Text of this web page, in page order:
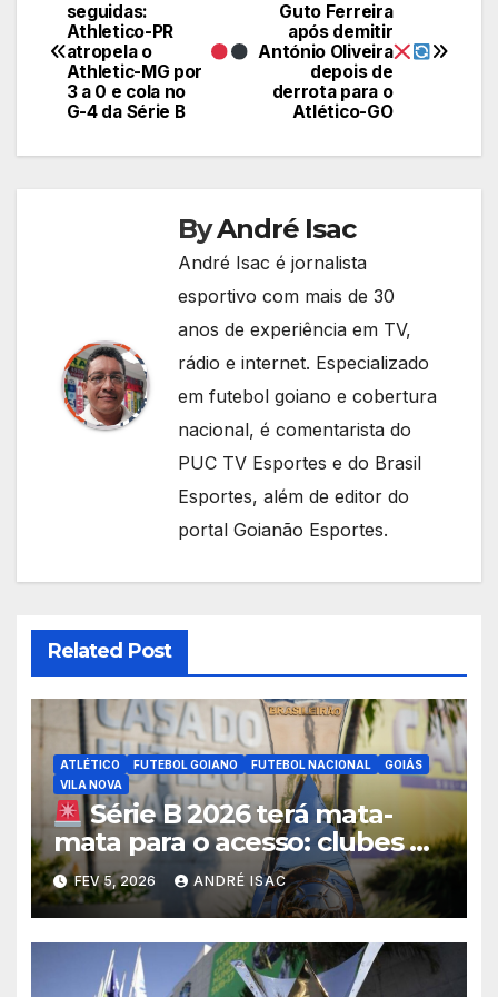
de
Post
Guto Ferreira
após demitir
António Oliveira
depois de
derrota para o
Atlético-GO
seguidas:
Athletico-PR
atropela o
Athletic-MG por
3 a 0 e cola no
G-4 da Série B
ByAndré Isac
André Isac é jornalista
esportivo com mais de 30
anos de experiência em TV,
rádio e internet. Especializado
em futebol goiano e cobertura
nacional, é comentarista do
PUC TV Esportes e do Brasil
Esportes, além de editor do
portal Goianão Esportes.
Related Post
ATLÉTICO FUTEBOL GOIANO FUTEBOL NACIONAL
GOIÁS
VILA NOVA
Série B 2026 terá mata-
mata para o acesso: clubes do
3º ao 6º disputarão vagas na
elite do Brasileirão
FEV 5, 2026 ANDRÉ ISAC